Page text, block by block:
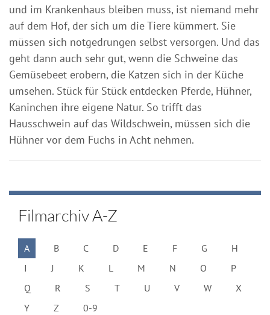
und im Krankenhaus bleiben muss, ist niemand mehr
auf dem Hof, der sich um die Tiere kümmert. Sie
müssen sich notgedrungen selbst versorgen. Und das
geht dann auch sehr gut, wenn die Schweine das
Gemüsebeet erobern, die Katzen sich in der Küche
umsehen. Stück für Stück entdecken Pferde, Hühner,
Kaninchen ihre eigene Natur. So trifft das
Hausschwein auf das Wildschwein, müssen sich die
Hühner vor dem Fuchs in Acht nehmen.
Filmarchiv A-Z
A B C D E F G
H
I
J K L M N O
P
Q
R S T U V W
X
Y
Z 0-9